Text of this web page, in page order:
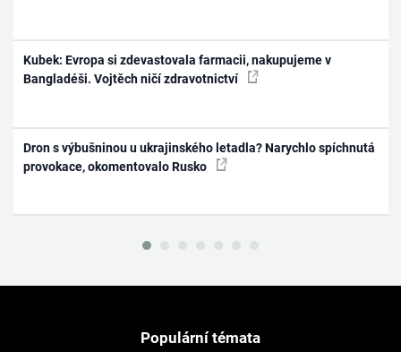
Kubek: Evropa si zdevastovala farmacii, nakupujeme v
Bangladéši. Vojtěch ničí zdravotnictví
Dron s výbušninou u ukrajinského letadla? Narychlo spíchnutá
provokace, okomentovalo Rusko
Populární témata